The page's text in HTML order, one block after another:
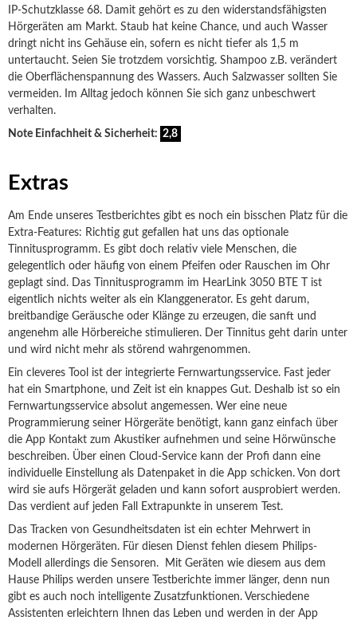
IP-Schutzklasse 68. Damit gehört es zu den widerstandsfähigsten
Hörgeräten am Markt. Staub hat keine Chance, und auch Wasser
dringt nicht ins Gehäuse ein, sofern es nicht tiefer als 1,5 m
untertaucht. Seien Sie trotzdem vorsichtig. Shampoo z.B. verändert
die Oberflächenspannung des Wassers. Auch Salzwasser sollten Sie
vermeiden. Im Alltag jedoch können Sie sich ganz unbeschwert
verhalten.
Note Einfachheit & Sicherheit: 2,8
Extras
Am Ende unseres Testberichtes gibt es noch ein bisschen Platz für die
Extra-Features: Richtig gut gefallen hat uns das optionale
Tinnitusprogramm. Es gibt doch relativ viele Menschen, die
gelegentlich oder häufig von einem Pfeifen oder Rauschen im Ohr
geplagt sind. Das Tinnitusprogramm im HearLink 3050 BTE T ist
eigentlich nichts weiter als ein Klanggenerator. Es geht darum,
breitbandige Geräusche oder Klänge zu erzeugen, die sanft und
angenehm alle Hörbereiche stimulieren. Der Tinnitus geht darin unter
und wird nicht mehr als störend wahrgenommen.
Ein cleveres Tool ist der integrierte Fernwartungsservice. Fast jeder
hat ein Smartphone, und Zeit ist ein knappes Gut. Deshalb ist so ein
Fernwartungsservice absolut angemessen. Wer eine neue
Programmierung seiner Hörgeräte benötigt, kann ganz einfach über
die App Kontakt zum Akustiker aufnehmen und seine Hörwünsche
beschreiben. Über einen Cloud-Service kann der Profi dann eine
individuelle Einstellung als Datenpaket in die App schicken. Von dort
wird sie aufs Hörgerät geladen und kann sofort ausprobiert werden.
Das verdient auf jeden Fall Extrapunkte in unserem Test.
Das Tracken von Gesundheitsdaten ist ein echter Mehrwert in
modernen Hörgeräten. Für diesen Dienst fehlen diesem Philips-
Modell allerdings die Sensoren. Mit Geräten wie diesem aus dem
Hause Philips werden unsere Testberichte immer länger, denn nun
gibt es auch noch intelligente Zusatzfunktionen. Verschiedene
Assistenten erleichtern Ihnen das Leben und werden in der App